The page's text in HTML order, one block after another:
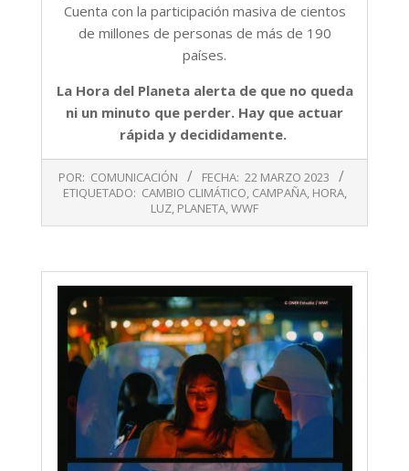
Cuenta con la participación masiva de cientos
de millones de personas de más de 190
países.
La Hora del Planeta alerta de que no queda
ni un minuto que perder. Hay que actuar
rápida y decididamente.
03-
POR: COMUNICACIÓN FECHA: 22 MARZO 2023
ETIQUETADO: CAMBIO CLIMÁTICO, CAMPAÑA, HORA,
LUZ, PLANETA,WWF